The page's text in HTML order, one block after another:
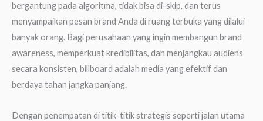
bergantung pada algoritma, tidak bisa di-skip, dan terus
menyampaikan pesan brand Anda di ruang terbuka yang dilalui
banyak orang. Bagi perusahaan yang ingin membangun brand
awareness, memperkuat kredibilitas, dan menjangkau audiens
secara konsisten, billboard adalah media yang efektif dan
berdaya tahan jangka panjang.
Dengan penempatan di titik-titik strategis seperti jalan utama